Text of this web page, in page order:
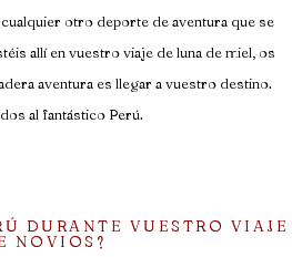
otro deporte de aventura que se
allí en vuestro viaje de luna de miel, os
aventura es llegar a vuestro destino.
al fantástico Perú.
DURANTE VUESTRO VIAJE
NOVIOS?